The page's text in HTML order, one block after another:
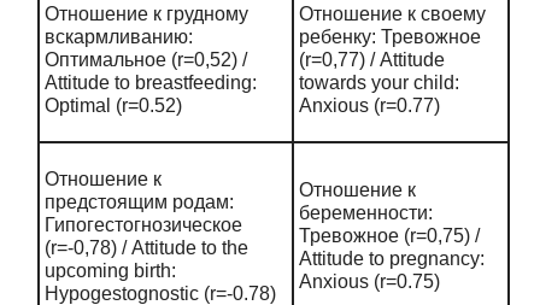
Отношение к грудному
вскармливанию:
Оптимальное (r=0,52) /
Attitude to breastfeeding:
Optimal (r=0.52)
Отношение к своему
ребенку: Тревожное
(r=0,77) / Attitude
towards your child:
Anxious (r=0.77)
Отношение к
предстоящим родам:
Гипогестогнозическое
(r=-0,78) /Attitude to the
upcoming birth:
Hypogestognostic (r=-0.78)
Отношение к
беременности:
Тревожное (r=0,75) /
Attitude to pregnancy:
Anxious (r=0.75)